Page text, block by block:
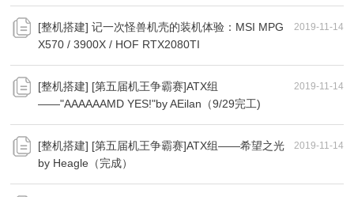
2019-11-14
[整机搭建] 记一次怪兽机壳的装机体验：MSI MPG
X570 / 3900X / HOF RTX2080TI
2019-11-14
[整机搭建] [第五届机王争霸赛]ATX组
——"AAAAAAMD YES!"by AEilan（9/29完工)
2019-11-14
[整机搭建] [第五届机王争霸赛]ATX组——希望之光
by Heagle（完成）